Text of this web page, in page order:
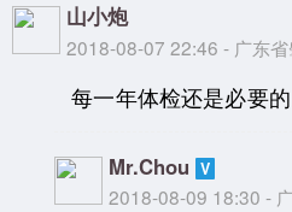
山小炮
2018-08-07 22:46 - 广东
每一年体检还是必要的
Mr.Chou
2018-08-09 18:30 -